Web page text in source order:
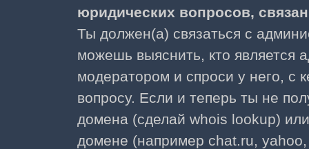
юридических вопросов,
Ты должен(а) связаться с
можешь выяснить, кто является
модератором и спроси у него, с
вопросу. Если и теперь ты не
домена (сделай whois lookup)
домене (например chat.ru,